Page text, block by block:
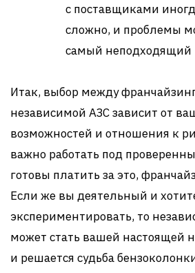
с поставщиками
сложно, и проблемы
самый неподходящий
Итак, выбор между
независимой АЗС зависит от
возможностей и отношения к
важно работать под
готовы платить за это,
Если же вы деятельный и
экспериментировать, то
может стать вашей настоящей
и решается судьба